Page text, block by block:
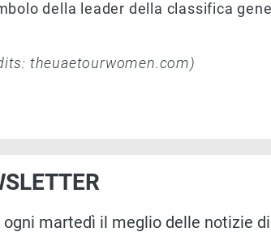
della leader della classifica
theuaetourwomen.com)
ogni martedì il meglio delle notizie